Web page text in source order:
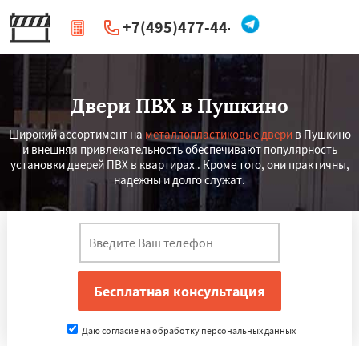
+7(495)477-44-66
| Перезвоните мне
Двери ПВХ в Пушкино
Широкий ассортимент на металлопластиковые дверив Пушкино
и внешняя привлекательность обеспечивают популярность
установки дверей ПВХ в квартирах . Кроме того, они практичны,
надежны и долго служат.
Даю согласие на обработку персональных данных